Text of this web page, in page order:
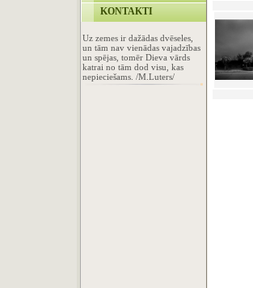
KONTAKTI
Uz zemes ir dažādas dvēseles,
un tām nav vienādas vajadzības
un spējas, tomēr Dieva vārds
katrai no tām dod visu, kas
nepieciešams. /M.Luters/